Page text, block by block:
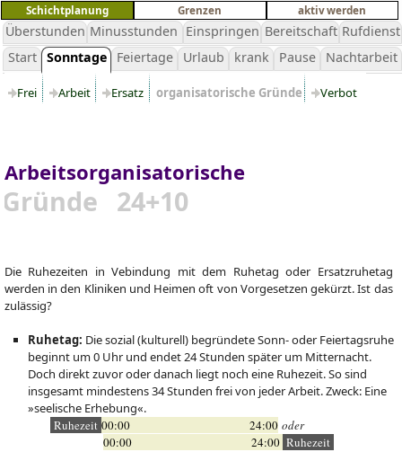
Schichtplanung Grenzen aktiv werden
Überstunden Minusstunden Einspringen Bereitschaft Rufdienst
Start Sonntage Feiertage Urlaub krank Pause Nachtarbeit
Frei Arbeit Ersatz organisatorische Gründe Verbot
Arbeitsorganisatorische
Gründe 24+10
Die Ruhezeiten in Vebindung mit dem Ruhetag oder Ersatzruhetag
werden in den Kliniken und Heimen oft von Vorgesetzen gekürzt. Ist das
zulässig?
Ruhetag: Die sozial (kulturell) begründete Sonn- oder Feiertagsruhe
beginnt um 0 Uhr und endet 24 Stunden später um Mitternacht.
Doch direkt zuvor oder danach liegt noch eine Ruhezeit. So sind
insgesamt mindestens 34 Stunden frei von jeder Arbeit. Zweck: Eine
»seelische Erhebung«.
Ruhezeit 00:00 24:00 oder
00:00 24:00 Ruhezeit